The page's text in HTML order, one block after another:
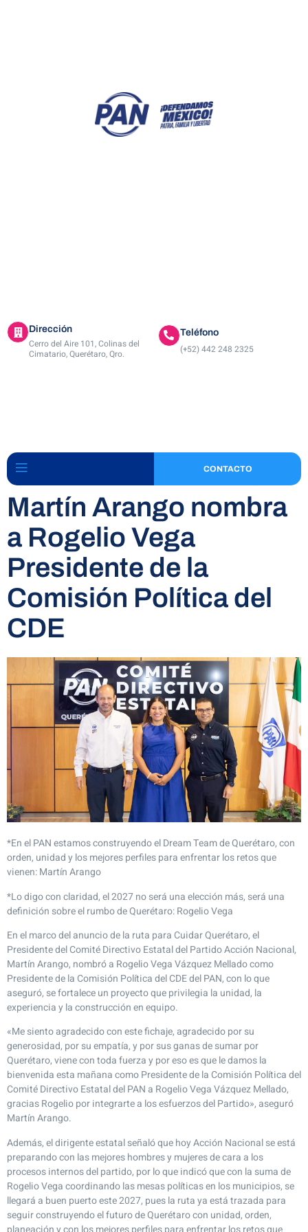
Dirección
Cerro del Aire 101, Colinas del
Cimatario, Querétaro, Qro.
Teléfono
(+52) 442 248 2325
CONTACTO
Martín Arango nombra
a Rogelio Vega
Presidente de la
Comisión Política del
CDE
*En el PAN estamos construyendo el Dream Team de Querétaro, con
orden, unidad y los mejores perfiles para enfrentar los retos que
vienen: Martín Arango
*Lo digo con claridad, el 2027 no será una elección más, será una
definición sobre el rumbo de Querétaro: Rogelio Vega
En el marco del anuncio de la ruta para Cuidar Querétaro, el
Presidente del Comité Directivo Estatal del Partido Acción Nacional,
Martín Arango, nombró a Rogelio Vega Vázquez Mellado como
Presidente de la Comisión Política del CDE del PAN, con lo que
aseguró, se fortalece un proyecto que privilegia la unidad, la
experiencia y la construcción en equipo.
«Me siento agradecido con este fichaje, agradecido por su
generosidad, por su empatía, y por sus ganas de sumar por
Querétaro, viene con toda fuerza y por eso es que le damos la
bienvenida esta mañana como Presidente de la Comisión Política del
Comité Directivo Estatal del PAN a Rogelio Vega Vázquez Mellado,
gracias Rogelio por integrarte a los esfuerzos del Partido», aseguró
Martín Arango.
Además, el dirigente estatal señaló que hoy Acción Nacional se está
preparando con las mejores hombres y mujeres de cara a los
procesos internos del partido, por lo que indicó que con la suma de
Rogelio Vega coordinando las mesas políticas en los municipios, se
llegará a buen puerto este 2027, pues la ruta ya está trazada para
seguir construyendo el futuro de Querétaro con unidad, orden,